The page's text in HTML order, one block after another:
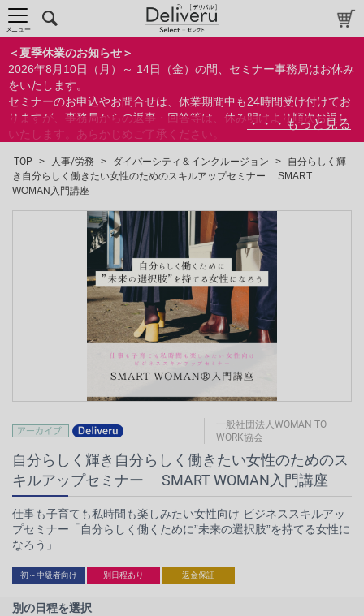
＜夏季休業のお知らせ＞
2026年8月10日（月）～ 14日（金）の間、セミナー事務局はお休み
をいたします。
セミナーのお申込やお問合せは、休業期間中も24時間受け付けてお
りますが、事務局からの返事・回答等は、休み明けより順次お返し
いたします。あらかじめご了承ください。
ができます。
メニュー
TOP > 人事/労務 > ダイバーシティ＆インクルージョン >
自分らしく輝
き自分らしく働きたい女性のためのスキルアップセミナー SMART
WOMAN入門講座
一般社団法人WOMAN TO
WORK協会
自分らしく輝き自分らしく働きたい女性のためのス
キルアップセミナー SMART WOMAN入門講座
仕事も子育ても私時間も楽しみたい女性向け ビジネススキルアッ
プセミナー「自分らしく働くために”未来の選択肢”を持てる女性に
なろう」
初～中級者向け 別日程あり 返金保証
別の日程を選択